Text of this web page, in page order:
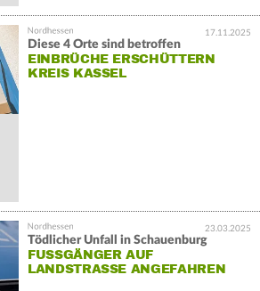
17.11.2025
Diese 4 Orte sind betroffen
EINBRÜCHE ERSCHÜTTERN
KREIS KASSEL
23.03.2025
Tödlicher Unfall in Schauenburg
FUSSGÄNGER AUF L
ANDSTRASSE ANGEFAHREN